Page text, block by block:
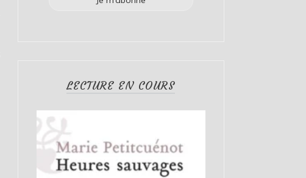
LECTURE EN COURS